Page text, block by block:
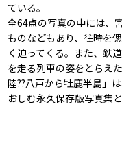
ている。
全64点の写真の中には、
ものなどもあり、往時を
く迫ってくる。また、鉄
を走る列車の姿をとらえ
陸??八戸から牡鹿半島」
おしむ永久保存版写真集と